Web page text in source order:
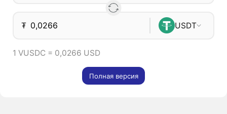
₮ USDT
1 VUSDC = 0,0266 USD
Полная версия